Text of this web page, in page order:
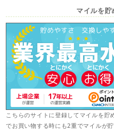
マイルを貯
こちらのサイトに登録してマイルを
でお買い物する時にも2重でマイルが貯